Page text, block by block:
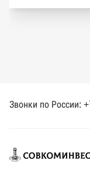
Звонки по России: